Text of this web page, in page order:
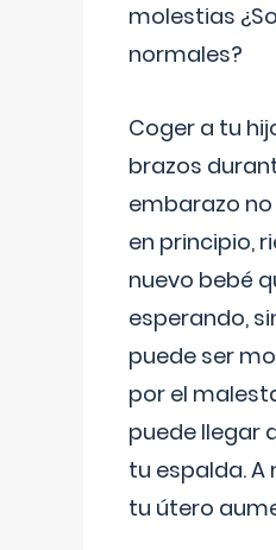
molestias
normales?
Coger a tu
brazos
embarazo
en principio,
nuevo bebé
esperando,
puede ser
por el
puede llegar
tu espalda.
tu útero